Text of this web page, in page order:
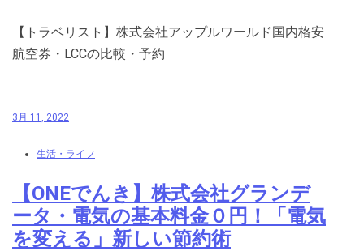
【トラベリスト】株式会社アップルワールド国内格安
航空券・LCCの比較・予約
3月 11, 2022
生活・ライフ
【ONEでんき】株式会社グランデ
ータ・電気の基本料金０円！「電気
を変える」新しい節約術